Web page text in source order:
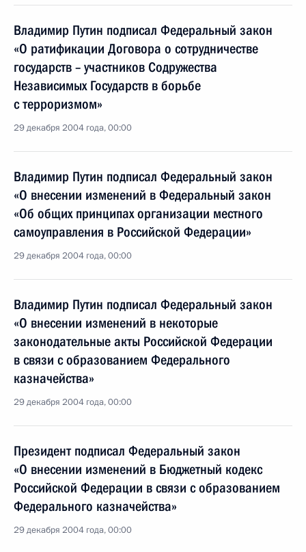
Владимир Путин подписал Федеральный закон
«О ратификации Договора о сотрудничестве
государств – участников Содружества
Независимых Государств в борьбе
с терроризмом»
29 декабря 2004 года, 00:00
Владимир Путин подписал Федеральный закон
«О внесении изменений в Федеральный закон
«Об общих принципах организации местного
самоуправления в Российской Федерации»
29 декабря 2004 года, 00:00
Владимир Путин подписал Федеральный закон
«О внесении изменений в некоторые
законодательные акты Российской Федерации
в связи с образованием Федерального
казначейства»
29 декабря 2004 года, 00:00
Президент подписал Федеральный закон
«О внесении изменений в Бюджетный кодекс
Российской Федерации в связи с образованием
Федерального казначейства»
29 декабря 2004 года, 00:00